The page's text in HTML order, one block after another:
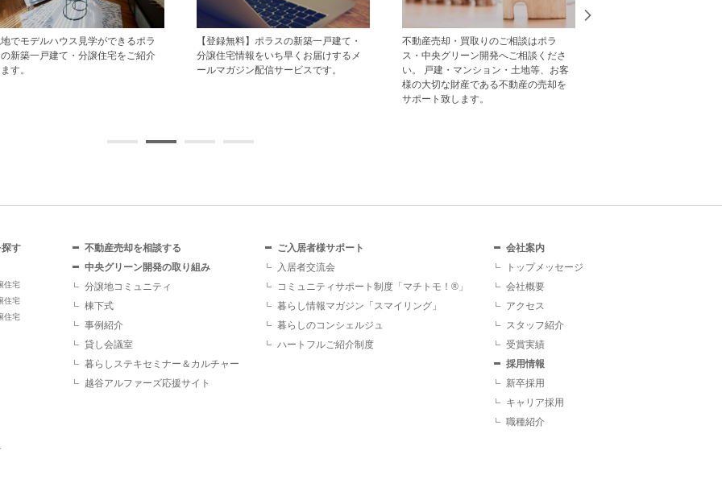
でモデルハウス見学ができるポラ
新築一戸建て・分譲住宅をご紹介
す。
【登録無料】ポラスの新築一戸建て・
分譲住宅情報をいち早くお届けするメ
ールマガジン配信サービスです。
不動産売却・買取りのご相談はポラ
ス・中央グリーン開発へご相談くださ
い。 戸建・マンション・土地等、お客
様の大切な財産である不動産の売却を
サポート致します。
す
住宅
住宅
住宅
不動産売却を相談する
中央グリーン開発の取り組み
分譲地コミュニティ
棟下式
事例紹介
貸し会議室
暮らしステキセミナー＆カルチャー
越谷アルファーズ応援サイト
ご入居者様サポート
入居者交流会
コミュニティサポート制度「マチトモ！®」
暮らし情報マガジン「スマイリング」
暮らしのコンシェルジュ
ハートフルご紹介制度
会社案内
トップメッセージ
会社概要
アクセス
スタッフ紹介
受賞実績
採用情報
新卒採用
キャリア採用
職種紹介